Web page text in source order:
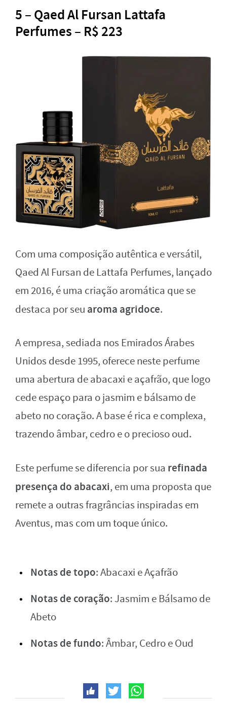
5 – Qaed Al Fursan Lattafa
Perfumes – R$223
Com uma composição autêntica e versátil,
Qaed Al Fursan de Lattafa Perfumes, lançado
em 2016, é uma criação aromática que se
destaca por seu aroma agridoce.
A empresa, sediada nos Emirados Árabes
Unidos desde 1995, oferece neste perfume
uma abertura de abacaxi e açafrão, que logo
cede espaço para o jasmim e bálsamo de
abeto no coração. A base é rica e complexa,
trazendo âmbar, cedro e o precioso oud.
Este perfume se diferencia por sua refinada
presença do abacaxi, em uma proposta que
remete a outras fragrâncias inspiradas em
Aventus, mas com um toque único.
Notas de topo: Abacaxi e Açafrão
Notas de coração: Jasmim e Bálsamo de
Abeto
Notas de fundo: Âmbar, Cedro e Oud